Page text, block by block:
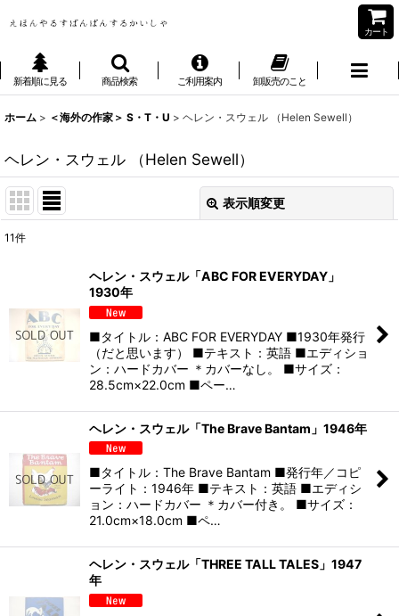
カート
新着順に見る 商品検索 ご利用案内 卸販売のこと
ホーム > ＜海外の作家＞ S・T・U > ヘレン・スウェル （Helen Sewell）
ヘレン・スウェル （Helen Sewell）
表示順変更
絞り込む
11件
ヘレン・スウェル「ABC FOR EVERYDAY」
1930年
■タイトル：ABC FOR EVERYDAY ■1930年発行
（だと思います） ■テキスト：英語 ■エディショ
ン：ハードカバー ＊カバーなし。 ■サイズ：
28.5cm×22.0cm ■ペー…
ヘレン・スウェル「The Brave Bantam」1946年
■タイトル：The Brave Bantam ■発行年／コピ
ーライト：1946年 ■テキスト：英語 ■エディシ
ョン：ハードカバー ＊カバー付き。 ■サイズ：
21.0cm×18.0cm ■ペ…
ヘレン・スウェル「THREE TALL TALES」1947
年